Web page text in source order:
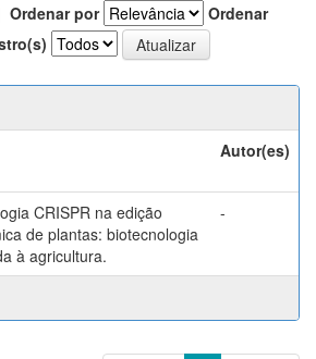
Ordenar por
Ordenar
Autor(es)
CRISPR na edição
de plantas: biotecnologia
à agricultura.
-